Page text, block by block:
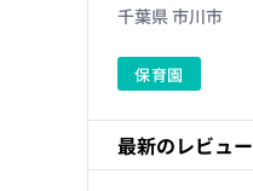
千葉県 市川市
保育園
最新のレビュー